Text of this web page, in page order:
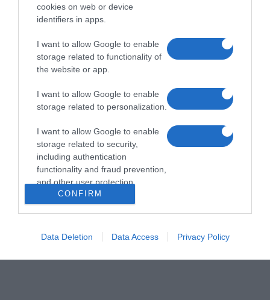
cookies on web or device
identifiers in apps.
I want to allow Google to enable
storage related to functionality of
the website or app.
I want to allow Google to enable
storage related to personalization.
I want to allow Google to enable
storage related to security,
including authentication
functionality and fraud prevention,
and other user protection.
CONFIRM
Data Deletion Data Access Privacy Policy